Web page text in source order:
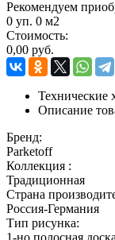
Рекомендуем
0 уп. 0 м2
Стоимость:
0,00 руб.
Технические
Описание
Бренд:
Parketoff
Коллекция :
Традиционная
Страна
Россия-Германия
Тип рисунка:
1-но полосная доска